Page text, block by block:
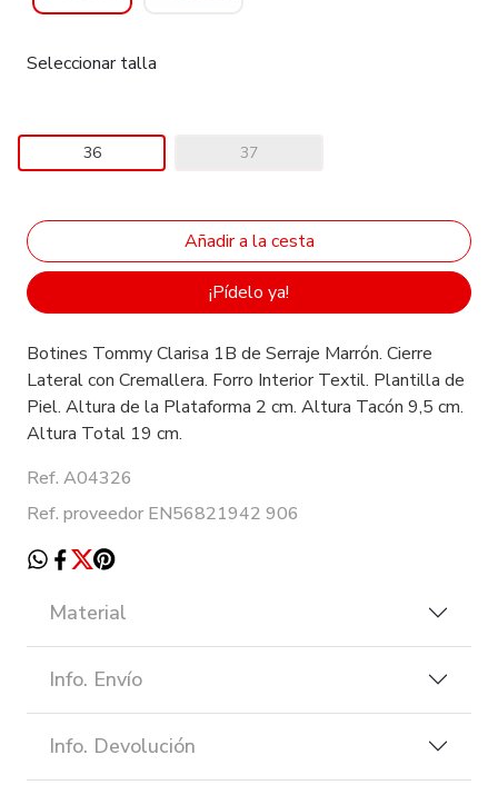
Seleccionar talla
36 37
¡Pídelo ya!
Botines Tommy Clarisa 1B de Serraje Marrón. Cierre
Lateral con Cremallera. Forro Interior Textil. Plantilla de
Piel. Altura de la Plataforma 2 cm. Altura Tacón 9,5 cm.
Altura Total 19 cm.
Ref. A04326
Ref. proveedor EN56821942 906
Material
Info. Envío
Info. Devolución